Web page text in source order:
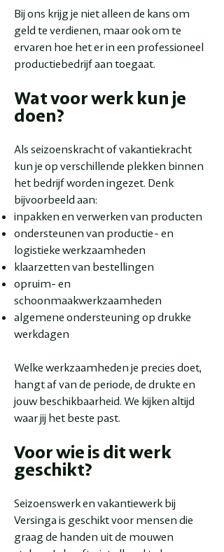
Bij ons krijg je niet alleen de kans om
geld te verdienen, maar ook om te
ervaren hoe het er in een professioneel
productiebedrijf aan toegaat.
Wat voor werk kun je
doen?
Als seizoenskracht of vakantiekracht
kun je op verschillende plekken binnen
het bedrijf worden ingezet. Denk
bijvoorbeeld aan:
inpakken en verwerken van producten
ondersteunen van productie- en
logistieke werkzaamheden
klaarzetten van bestellingen
opruim- en
schoonmaakwerkzaamheden
algemene ondersteuning op drukke
werkdagen
Welke werkzaamheden je precies doet,
hangt af van de periode, de drukte en
jouw beschikbaarheid. We kijken altijd
waar jij het beste past.
Voor wie is dit werk
geschikt?
Seizoenswerk en vakantiewerk bij
Versinga is geschikt voor mensen die
graag de handen uit de mouwen